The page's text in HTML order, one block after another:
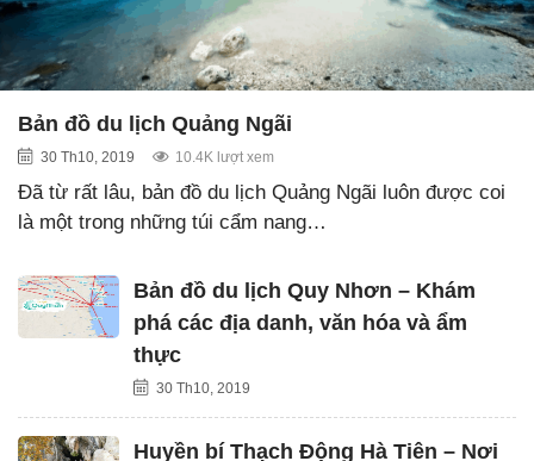
Bản đồ du lịch Quảng Ngãi
30 Th10, 2019 10.4K lượt xem
Đã từ rất lâu, bản đồ du lịch Quảng Ngãi luôn được coi
là một trong những túi cẩm nang…
Bản đồ du lịch Quy Nhơn – Khám
phá các địa danh, văn hóa và ẩm
thực
30 Th10, 2019
Huyền bí Thạch Động Hà Tiên – Nơi